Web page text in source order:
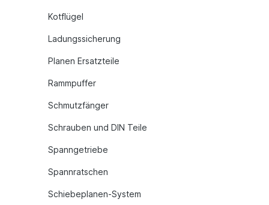
Kotflügel
Ladungssicherung
Planen Ersatzteile
Rammpuffer
Schmutzfänger
Schrauben und DIN Teile
Spanngetriebe
Spannratschen
Schiebeplanen-System